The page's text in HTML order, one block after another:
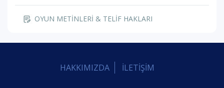
OYUN METİNLERİ & TELİF HAKLARI
HAKKIMIZDA İLETİŞİM